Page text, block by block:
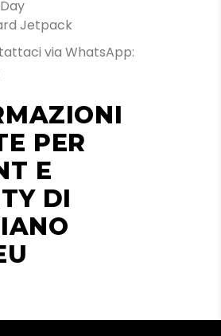
Jetpack
via WhatsApp:
PER
E
DI